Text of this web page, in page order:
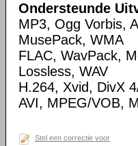
Ondersteunde
MP3, Ogg Vorbis,
MusePack, WMA
FLAC, WavPack,
Lossless, WAV
H.264, Xvid, DivX
AVI, MPEG/VOB,
Stel een correctie voor